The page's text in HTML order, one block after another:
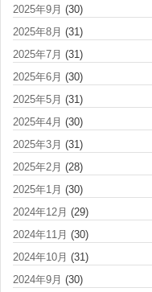
2025年9月 (30)
2025年8月 (31)
2025年7月 (31)
2025年6月 (30)
2025年5月 (31)
2025年4月 (30)
2025年3月 (31)
2025年2月 (28)
2025年1月 (30)
2024年12月 (29)
2024年11月 (30)
2024年10月 (31)
2024年9月 (30)